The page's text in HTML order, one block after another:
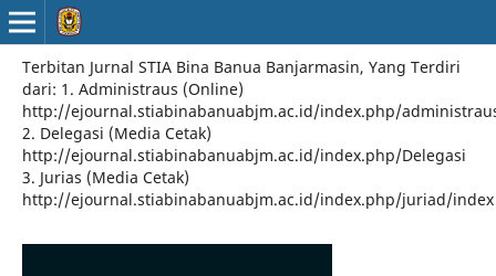
Terbitan Jurnal STIA Bina Banua Banjarmasin, Yang Terdiri
dari: 1. Administraus (Online)
http://ejournal.stiabinabanuabjm.ac.id/index.php/
2. Delegasi (Media Cetak)
http://ejournal.stiabinabanuabjm.ac.id/index.php/Delegasi
3. Jurias (Media Cetak)
http://ejournal.stiabinabanuabjm.ac.id/index.php/juriad/index